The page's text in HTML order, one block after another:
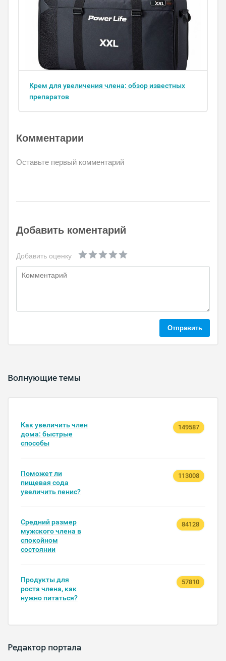
Крем для увеличения члена: обзор известных
препаратов
Комментарии
Оставьте первый комментарий
Добавить коментарий
Добавить оценку
Отправить
Волнующие темы
Как увеличить член
дома: быстрые
способы
149587
Поможет ли
пищевая сода
увеличить пенис?
113008
Средний размер
мужского члена в
спокойном
состоянии
84128
Продукты для
роста члена, как
нужно питаться?
57810
Редактор портала